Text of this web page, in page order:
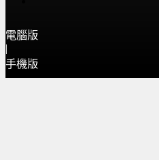
電腦版
|
手機版